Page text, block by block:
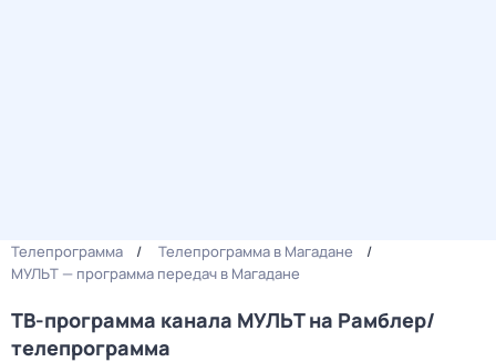
Телепрограмма
Телепрограмма в Магадане
МУЛЬТ — программа передач в Магадане
ТВ-программа канала МУЛЬТ на Рамблер/
телепрограмма